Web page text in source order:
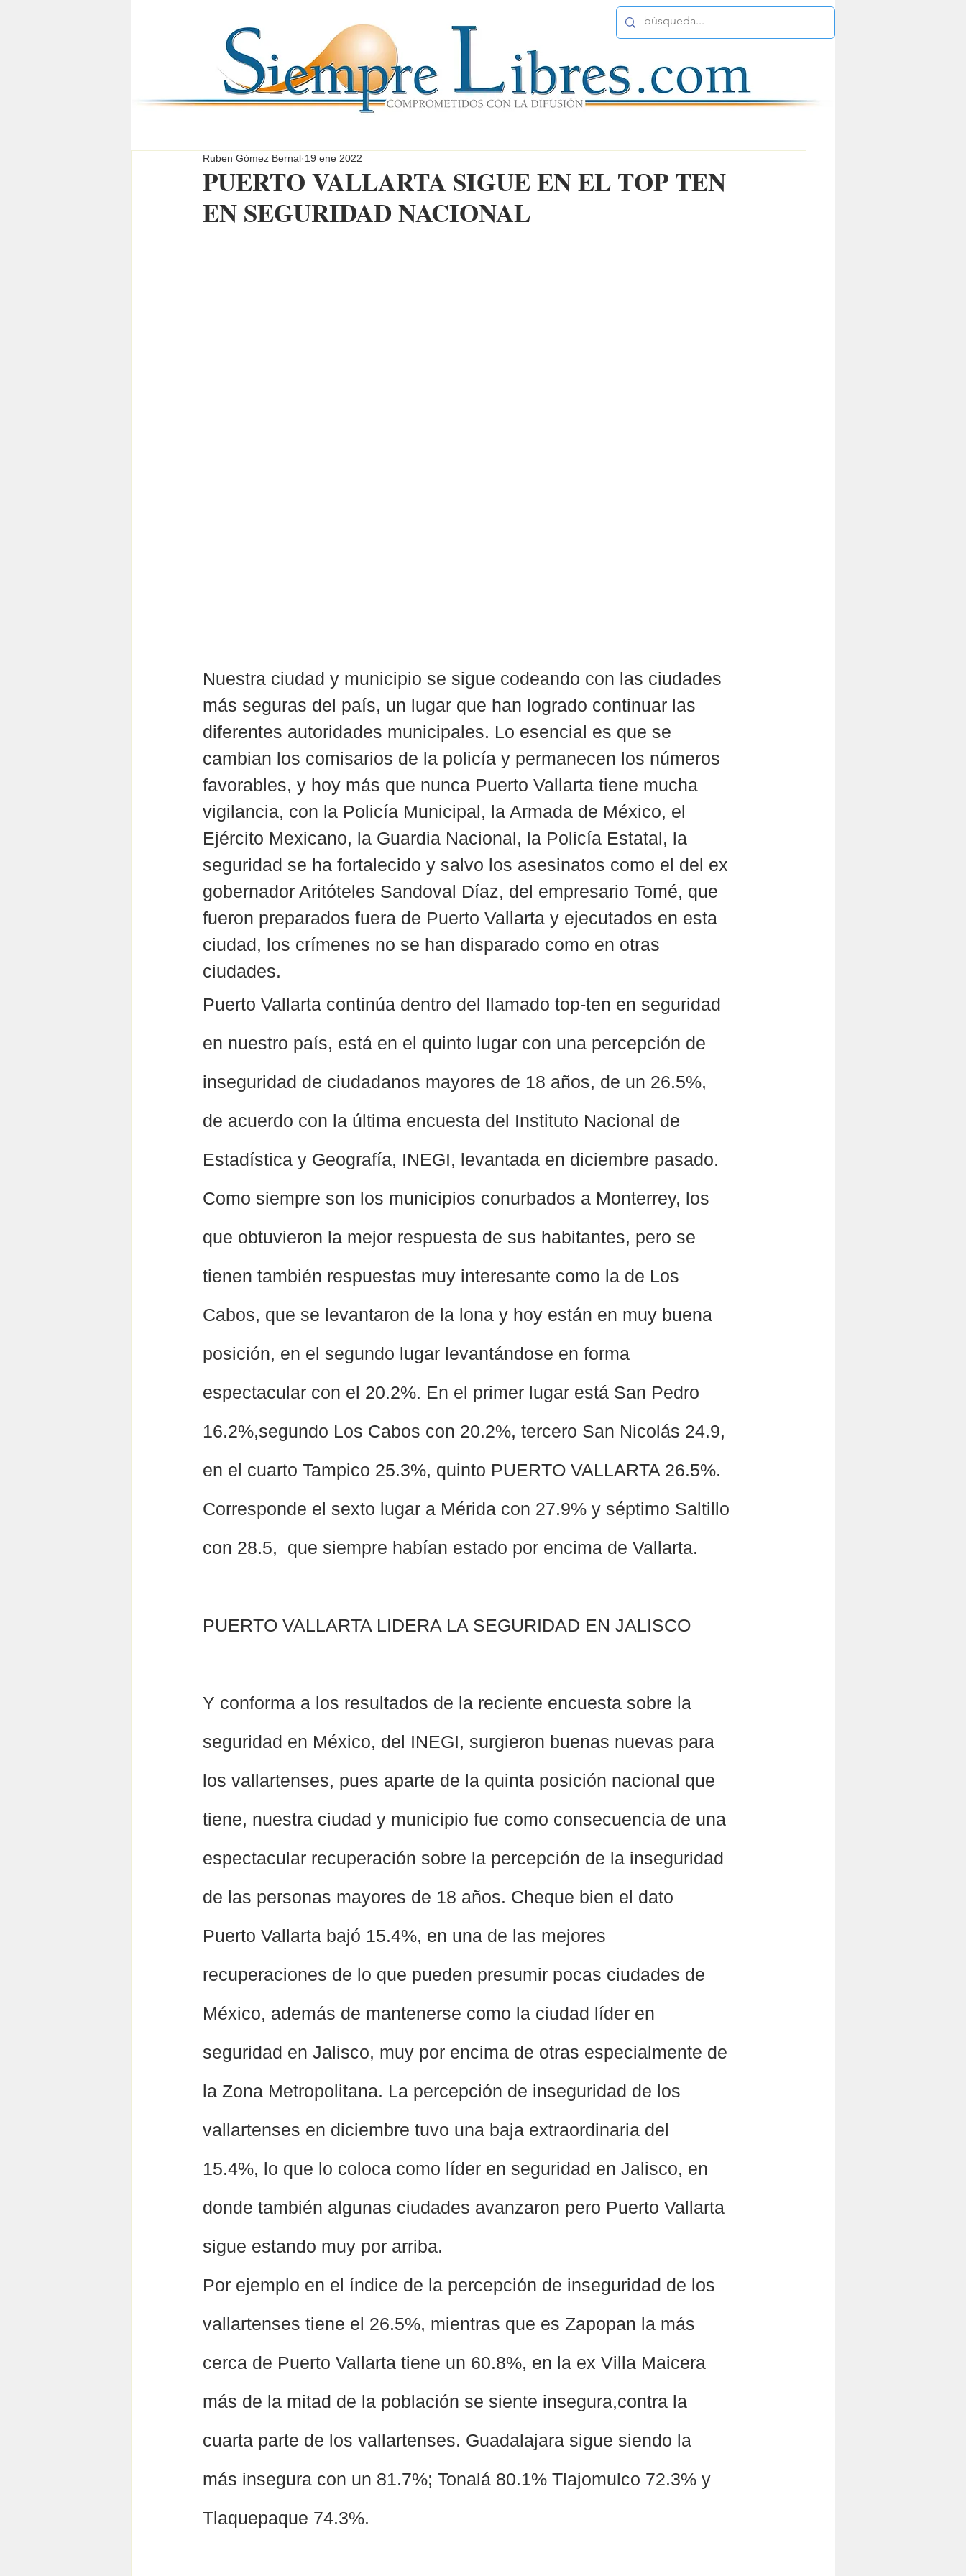
PUERTO VALLARTA SIGUE EN EL TOP TEN
EN SEGURIDAD NACIONAL
Ruben Gómez Bernal 19 ene 2022
Nuestra ciudad y municipio se sigue codeando con las ciudades
más seguras del país, un lugar que han logrado continuar las
diferentes autoridades municipales. Lo esencial es que se
cambian los comisarios de la policía y permanecen los números
favorables, y hoy más que nunca Puerto Vallarta tiene mucha
vigilancia, con la Policía Municipal, la Armada de México, el
Ejército Mexicano, la Guardia Nacional, la Policía Estatal, la
seguridad se ha fortalecido y salvo los asesinatos como el del ex
gobernador Aritóteles Sandoval Díaz, del empresario Tomé, que
fueron preparados fuera de Puerto Vallarta y ejecutados en esta
ciudad, los crímenes no se han disparado como en otras
ciudades.
Puerto Vallarta continúa dentro del llamado top-ten en seguridad
en nuestro país, está en el quinto lugar con una percepción de
inseguridad de ciudadanos mayores de 18 años, de un 26.5%,
de acuerdo con la última encuesta del Instituto Nacional de
Estadística y Geografía, INEGI, levantada en diciembre pasado.
Como siempre son los municipios conurbados a Monterrey, los
que obtuvieron la mejor respuesta de sus habitantes, pero se
tienen también respuestas muy interesante como la de Los
Cabos, que se levantaron de la lona y hoy están en muy buena
posición, en el segundo lugar levantándose en forma
espectacular con el 20.2%. En el primer lugar está San Pedro
16.2%,segundo Los Cabos con 20.2%, tercero San Nicolás 24.9,
en el cuarto Tampico 25.3%, quinto PUERTO VALLARTA 26.5%.
Corresponde el sexto lugar a Mérida con 27.9% y séptimo Saltillo
con 28.5,  que siempre habían estado por encima de Vallarta.
PUERTO VALLARTA LIDERA LA SEGURIDAD EN JALISCO
Y conforma a los resultados de la reciente encuesta sobre la
seguridad en México, del INEGI, surgieron buenas nuevas para
los vallartenses, pues aparte de la quinta posición nacional que
tiene, nuestra ciudad y municipio fue como consecuencia de una
espectacular recuperación sobre la percepción de la inseguridad
de las personas mayores de 18 años. Cheque bien el dato
Puerto Vallarta bajó 15.4%, en una de las mejores
recuperaciones de lo que pueden presumir pocas ciudades de
México, además de mantenerse como la ciudad líder en
seguridad en Jalisco, muy por encima de otras especialmente de
la Zona Metropolitana. La percepción de inseguridad de los
vallartenses en diciembre tuvo una baja extraordinaria del
15.4%, lo que lo coloca como líder en seguridad en Jalisco, en
donde también algunas ciudades avanzaron pero Puerto Vallarta
sigue estando muy por arriba.
Por ejemplo en el índice de la percepción de inseguridad de los
vallartenses tiene el 26.5%, mientras que es Zapopan la más
cerca de Puerto Vallarta tiene un 60.8%, en la ex Villa Maicera
más de la mitad de la población se siente insegura,contra la
cuarta parte de los vallartenses. Guadalajara sigue siendo la
más insegura con un 81.7%; Tonalá 80.1% Tlajomulco 72.3% y
Tlaquepaque 74.3%.